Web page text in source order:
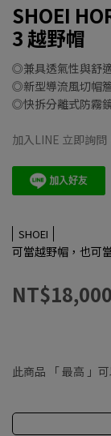
SHOEI
3 越野帽
◎兼具透氣性與舒
◎新型導流風切帽
◎快拆分離式防霧
加入LINE 立即詢問
SHOEI
可當越野帽，也可
NT$18,000
此商品 「 最高 」